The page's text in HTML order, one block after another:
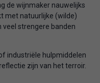
de wijnmaker nauwelijks
met natuurlijke (wilde)
veel strengere banden
industriële hulpmiddelen
zijn van het terroir.